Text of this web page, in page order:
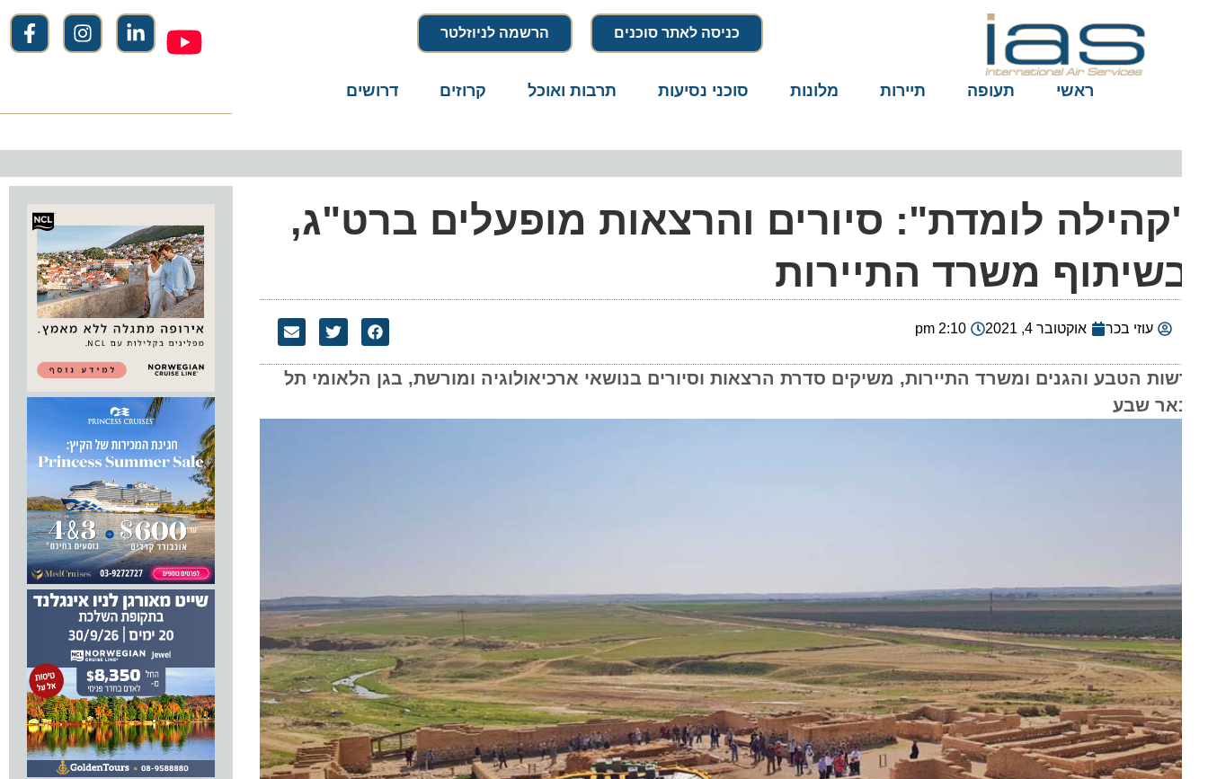
כניסה לאתר סוכנים הרשמה לניוזלטר
ראשי תעופה תיירות מלונות סוכני נסיעות תרבות ואוכל קרוזים דרושים
לומדת": סיורים והרצאות מופעלים ברט"ג,
משרד התיירות
עוזי בכר אוקטובר 4, 2021 2:10 pm
הטבע והגנים ומשרד התיירות, משיקים סדרת הרצאות וסיורים בנושאי ארכיאולוגיה ומורשת, בגן הלאומי תל
שבע